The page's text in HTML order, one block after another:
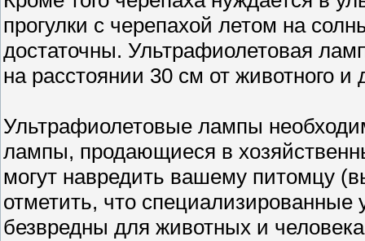
прогулки с черепахой летом на
достаточны. Ультрафиолетовая
на расстоянии 30 см от животного
Ультрафиолетовые лампы
лампы, продающиеся в
могут навредить вашему питомцу
отметить, что
безвредны для животных и